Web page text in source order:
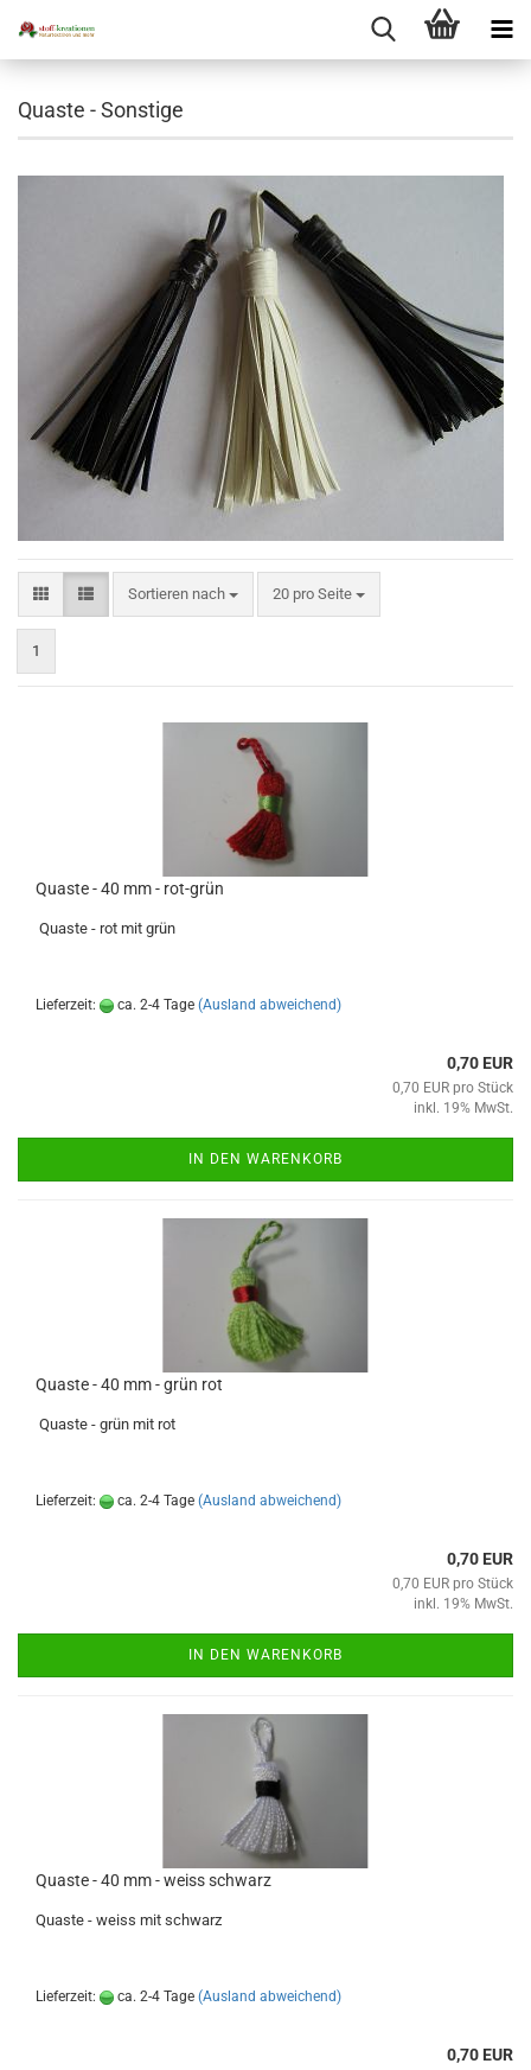
Quaste - Sonstige
Sortieren nach
Sortieren nach 20 pro Seite
pro Seite
1
Quaste - 40 mm - rot-grün
Quaste - rot mit grün
Lieferzeit: ca. 2-4 Tage (Ausland abweichend)
0,70 EUR
0,70 EUR pro Stück
inkl. 19% MwSt.
IN DEN WARENKORB
Quaste - 40 mm - grün rot
Quaste - grün mit rot
Lieferzeit: ca. 2-4 Tage (Ausland abweichend)
0,70 EUR
0,70 EUR pro Stück
inkl. 19% MwSt.
IN DEN WARENKORB
Quaste - 40 mm - weiss schwarz
Quaste - weiss mit schwarz
Lieferzeit: ca. 2-4 Tage (Ausland abweichend)
0,70 EUR